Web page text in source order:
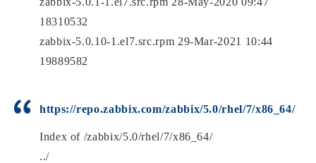
18310532
zabbix-5.0.10-1.el7.src.rpm 29-Mar-2021 10:44
19889582
https://repo.zabbix.com/zabbix/5.0/rhel/7/x86_64/
Index of /zabbix/5.0/rhel/7/x86_64/
../